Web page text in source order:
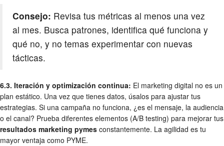
Consejo: Revisa tus métricas al menos una vez
al mes. Busca patrones, identifica qué funciona y
qué no, y no temas experimentar con nuevas
tácticas.
6.3. Iteración y optimización continua: El marketing digital no es un
plan estático. Una vez que tienes datos, úsalos para ajustar tus
estrategias. Si una campaña no funciona, ¿es el mensaje, la audiencia
o el canal? Prueba diferentes elementos (A/B testing) para mejorar tus
resultados marketing pymes constantemente. La agilidad es tu
mayor ventaja como PYME.